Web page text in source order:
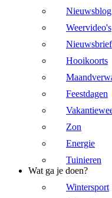
Nieuwsblog
Weervideo's
Nieuwsbrief
Hooikoorts
Feestdagen
Zon
Energie
Tuinieren
Wat ga je doen?
Wintersport